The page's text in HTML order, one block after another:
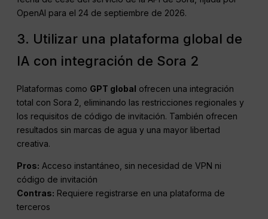
OpenAI para el 24 de septiembre de 2026.
3. Utilizar una plataforma global de
IA con integración de Sora 2
Plataformas como GPT global ofrecen una integración
total con Sora 2, eliminando las restricciones regionales y
los requisitos de código de invitación. También ofrecen
resultados sin marcas de agua y una mayor libertad
creativa.
Pros: Acceso instantáneo, sin necesidad de VPN ni
código de invitación
Contras: Requiere registrarse en una plataforma de
terceros